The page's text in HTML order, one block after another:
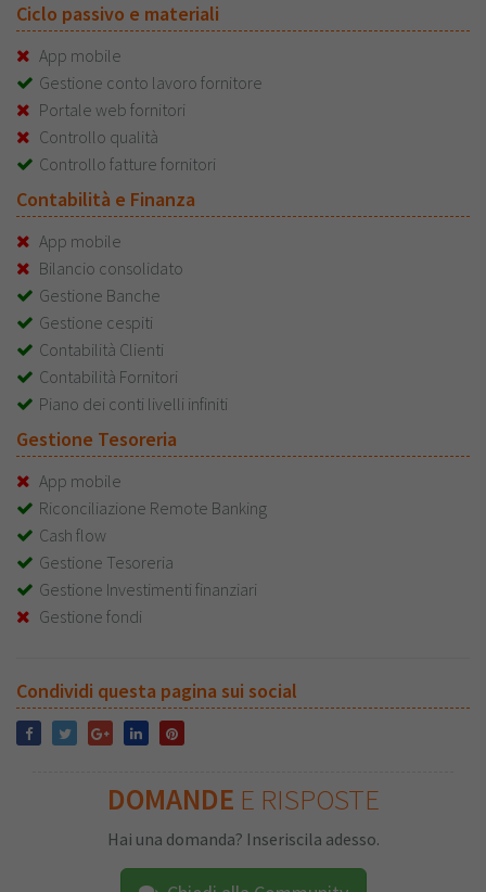
Ciclo passivo e materiali
App mobile
Gestione conto lavoro fornitore
Portale web fornitori
Controllo qualità
Controllo fatture fornitori
Contabilità e Finanza
App mobile
Bilancio consolidato
Gestione Banche
Gestione cespiti
Contabilità Clienti
Contabilità Fornitori
Piano dei conti livelli infiniti
Gestione Tesoreria
App mobile
Riconciliazione Remote Banking
Cash flow
Gestione Tesoreria
Gestione Investimenti finanziari
Gestione fondi
Condividi questa pagina sui social
DOMANDE E RISPOSTE
Hai una domanda? Inseriscila adesso.